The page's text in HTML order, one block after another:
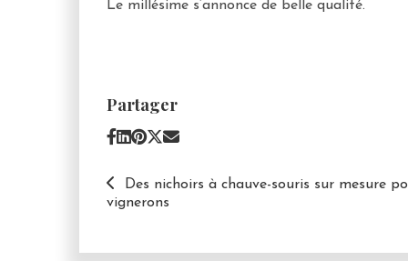
Le millésime s’annonce de belle qualité.
Partager
Des nichoirs à chauve-souris sur mesure
vignerons